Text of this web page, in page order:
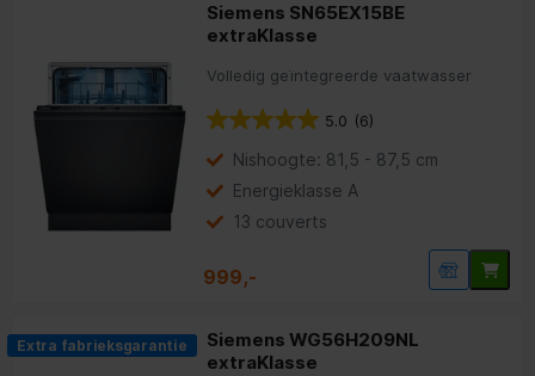
Siemens SN65EX15BE
extraKlasse
Volledig geïntegreerde vaatwasser
5.0 (6)
Nishoogte: 81,5 - 87,5 cm
Energieklasse A
13 couverts
999,-
Extra fabrieksgarantie
Siemens WG56H209NL
extraKlasse